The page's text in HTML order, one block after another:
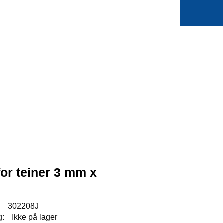
teiner 3 mm x
302208J
Ikke på lager